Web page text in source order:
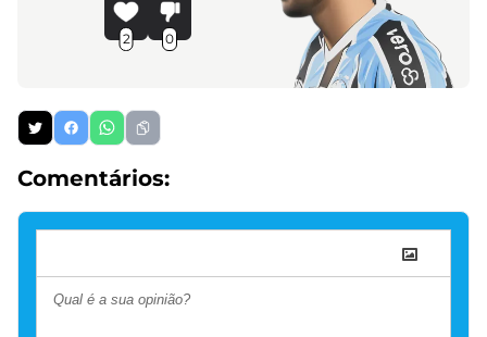
2 0
Comentários: